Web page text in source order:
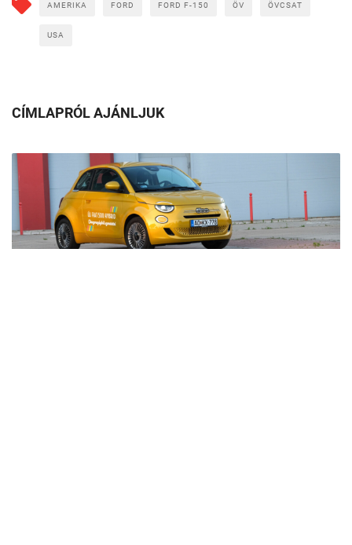
AMERIKA FORD FORD F-150 ÖV ÖVCSAT
USA
CÍMLAPRÓL AJÁNLJUK